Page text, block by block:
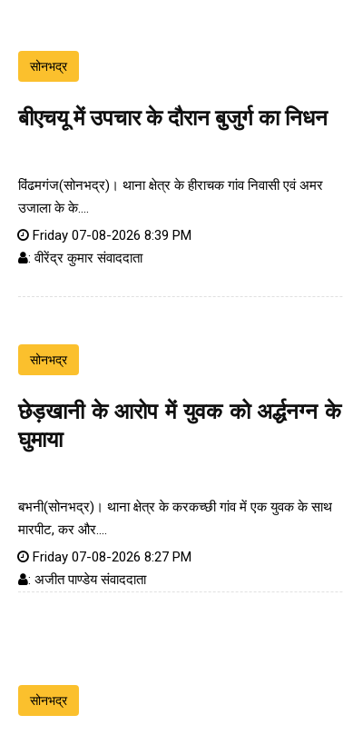
सोनभद्र
बीएचयू में उपचार के दौरान बुजुर्ग का निधन
विंढमगंज(सोनभद्र)। थाना क्षेत्र के हीराचक गांव निवासी एवं अमर
उजाला के के....
Friday 07-08-2026 8:39 PM
: वीरेंद्र कुमार संवाददाता
सोनभद्र
छेड़खानी के आरोप में युवक को अर्द्धनग्न के
घुमाया
बभनी(सोनभद्र)। थाना क्षेत्र के करकच्छी गांव में एक युवक के साथ
मारपीट, कर और....
Friday 07-08-2026 8:27 PM
: अजीत पाण्डेय संवाददाता
सोनभद्र